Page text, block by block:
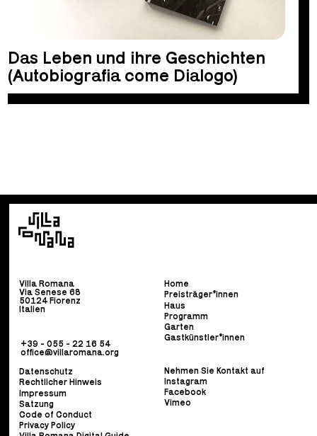
Das Leben und ihre Geschichten
(Autobiografia come Dialogo)
Villa Romana
Via Senese 68
50124 Florenz
Italien
+39 - 055 - 22 16 54
office@villaromana.org
Home
Preisträger*innen
Haus
Programm
Garten
Gastkünstler*innen
Datenschutz
Rechtlicher Hinweis
Impressum
Satzung
Code of Conduct
Privacy Policy
Nehmen Sie Kontakt auf
Instagram
Facebook
Vimeo